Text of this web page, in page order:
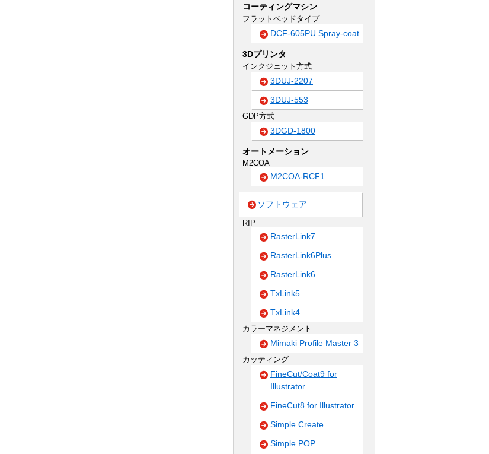
コーティングマシン
フラットベッドタイプ
DCF-605PU Spray-coat
3Dプリンタ
インクジェット方式
3DUJ-2207
3DUJ-553
GDP方式
3DGD-1800
オートメーション
M2COA
M2COA-RCF1
ソフトウェア
RIP
RasterLink7
RasterLink6Plus
RasterLink6
TxLink5
TxLink4
カラーマネジメント
Mimaki Profile Master 3
カッティング
FineCut/Coat9 for
Illustrator
FineCut8 for Illustrator
Simple Create
Simple POP